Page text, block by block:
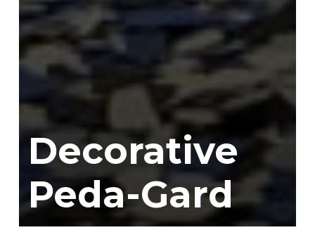
Decorative
Peda-Gard